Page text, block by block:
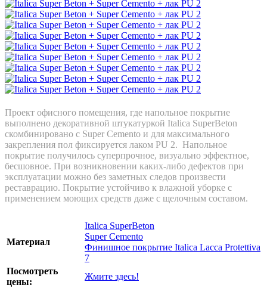
Проект офисного помещения, где напольное покрытие
выполнено декоративной штукатуркой Italica SuperBeton
скомбинировано с Super Cemento и для максимального
закрепления пол фиксируется лаком PU 2. Напольное
покрытие получилось суперпрочное, визуально эффектное,
бесшовное. При возникновении каких-либо дефектов при
эксплуатации можно без заметных следов произвести
реставрацию. Покрытие устойчиво к влажной уборке с
применением моющих средств даже с щелочным составом.
Материал
Italica SuperBeton
Super Cemento
Финишное покрытие Italica Lacca Protettiva
7
Посмотреть
цены:
Жмите здесь!